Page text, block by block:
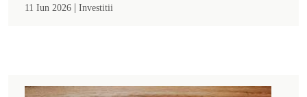
11 Iun 2026 | Investitii